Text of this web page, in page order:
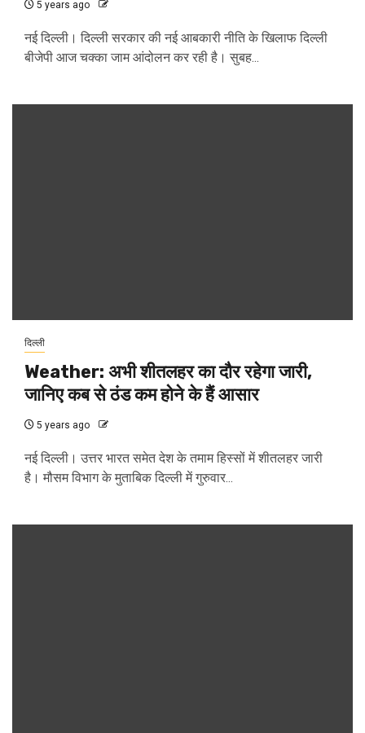
5 years ago
नई दिल्ली। दिल्ली सरकार की नई आबकारी नीति के खिलाफ दिल्ली
बीजेपी आज चक्का जाम आंदोलन कर रही है। सुबह...
दिल्ली
Weather: अभी शीतलहर का दौर रहेगा जारी,
जानिए कब से ठंड कम होने के हैं आसार
5 years ago
नई दिल्ली। उत्तर भारत समेत देश के तमाम हिस्सों में शीतलहर जारी
है। मौसम विभाग के मुताबिक दिल्ली में गुरुवार...